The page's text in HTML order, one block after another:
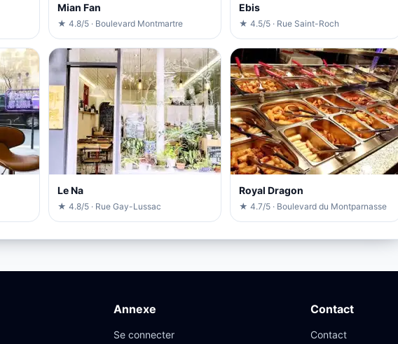
Mian Fan
★ 4.8/5 · Boulevard Montmartre
Ebis
★ 4.5/5 · Rue Saint-Roch
Le Na
★ 4.8/5 · Rue Gay-Lussac
Royal Dragon
★ 4.7/5 · Boulevard du Montparnasse
Annexe
Se connecter
Contact
Contact